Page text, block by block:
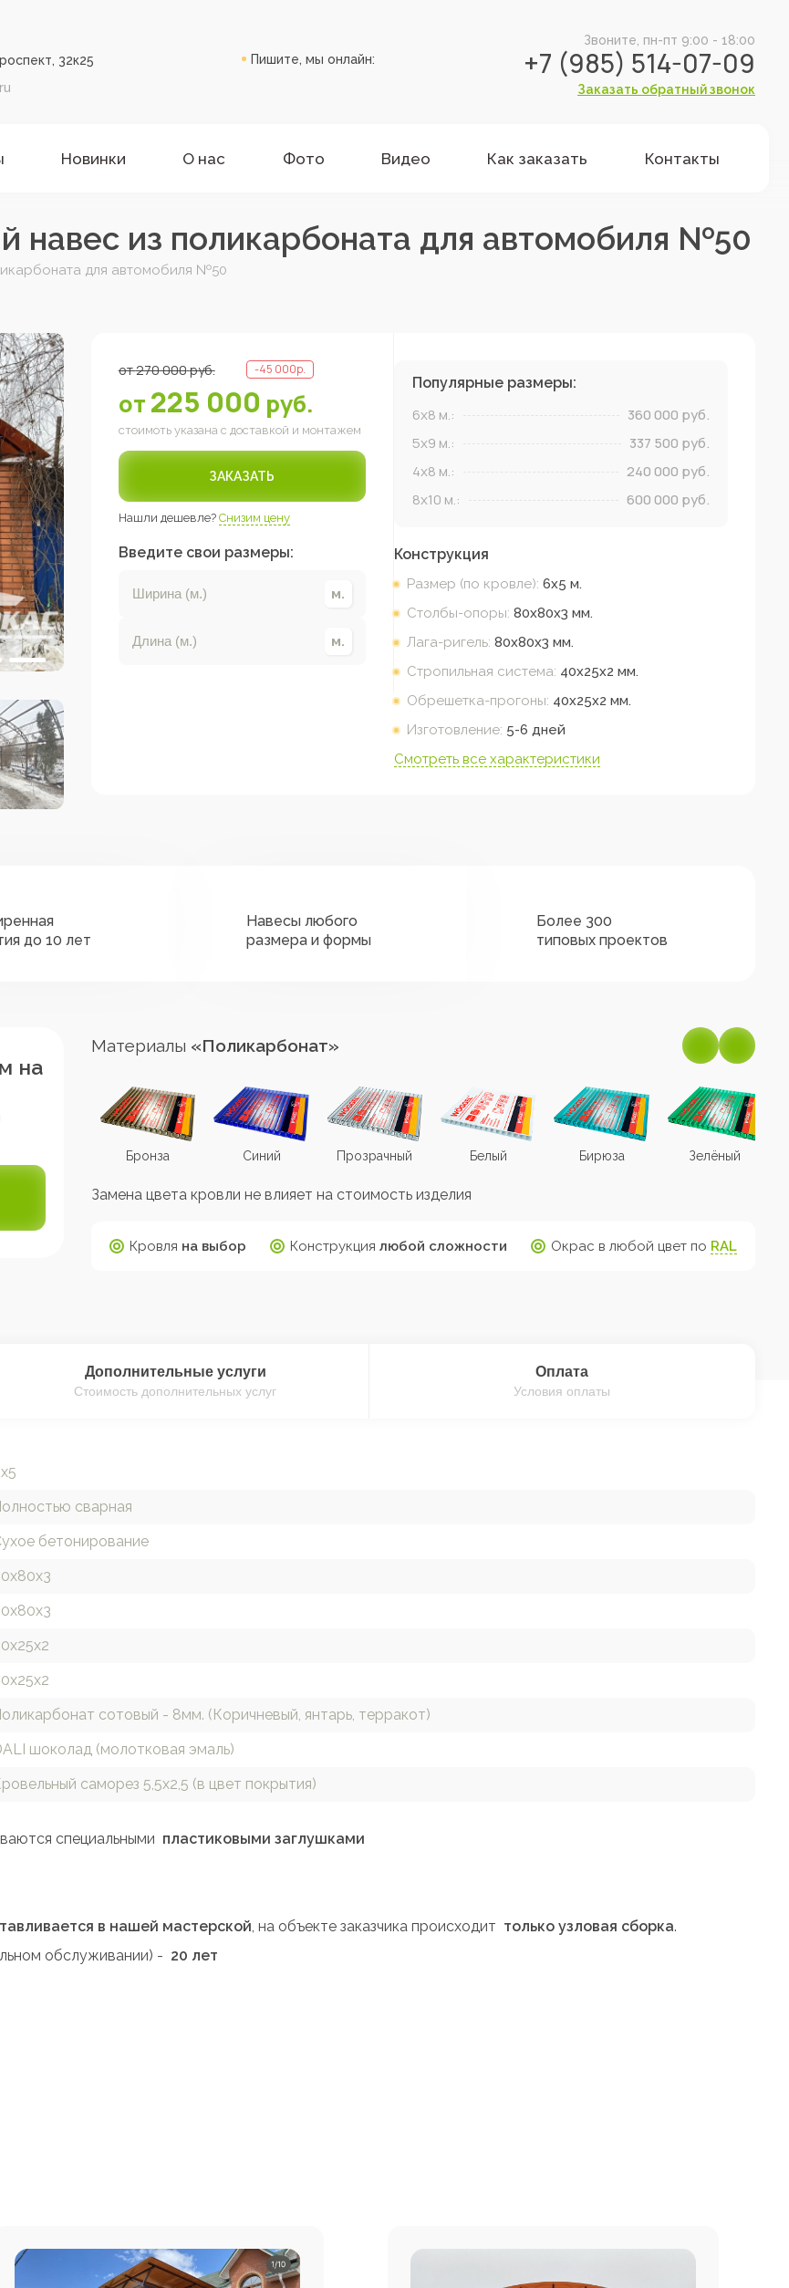
32к25
Пишите, мы онлайн:
Звоните, пн-пт 9:00 - 18:00
+7 (985) 514-07-09
Заказать обратный звонок
Новинки О нас Фото Видео Как заказать Контакты
навес из поликарбоната для автомобиля №50
для автомобиля №50
от270 000руб. -45 000р.
от 225 000 руб.
стоимоть указана с доставкой и монтажем
ЗАКАЗАТЬ
Нашли дешевле? Снизим цену
Введите свои размеры:
Популярные размеры:
6x8 м.: 360 000 руб.
5x9 м.: 337 500 руб.
4x8 м.: 240 000 руб.
8x10 м.: 600 000 руб.
Конструкция
Размер (по кровле): 6х5 м.
Столбы-опоры: 80х80х3 мм.
Лага-ригель: 80х80х3 мм.
Стропильная система: 40х25х2 мм.
Обрешетка-прогоны: 40х25х2 мм.
Изготовление: 5-6 дней
Смотреть все характеристики
до 10 лет
Навесы любого
размера и формы
Более 300
типовых проектов
на
Материалы «Поликарбонат»
Бронза Синий Прозрачный Белый Бирюза Зелёный
Замена цвета кровли не влияет на стоимость изделия
Кровля на выбор Конструкция любой сложности Окрас в любой цвет по RAL
Дополнительныеуслуги
Стоимость дополнительных услуг
Оплата
Условия оплаты
сварная
бетонирование
сотовый - 8мм. (Коричневый, янтарь, терракот)
шоколад (молотковая эмаль)
саморез 5,5х2,5 (в цвет покрытия)
специальными пластиковыми заглушками
в нашей мастерской , на объекте заказчика происходит только узловая сборка.
обслуживании) - 20 лет